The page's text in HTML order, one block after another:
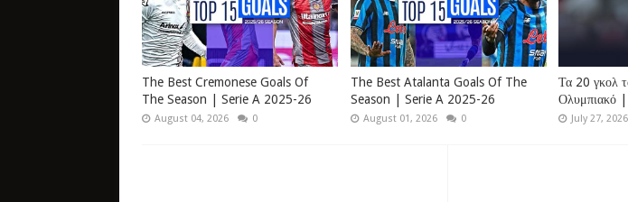
The Best Cremonese Goals Of
The Season | Serie A 2025-26
August 04, 2026 0
The Best Atalanta Goals Of The
Season | Serie A 2025-26
August 01, 2026 0
Τα 20 γκολ
Ολυμπιακό
July 27, 2026